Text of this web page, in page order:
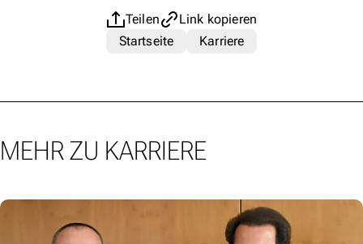
Teilen
Link kopieren
Startseite
Karriere
MEHR ZU KARRIERE